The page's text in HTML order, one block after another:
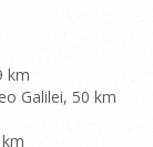
km
Galilei, 50 km